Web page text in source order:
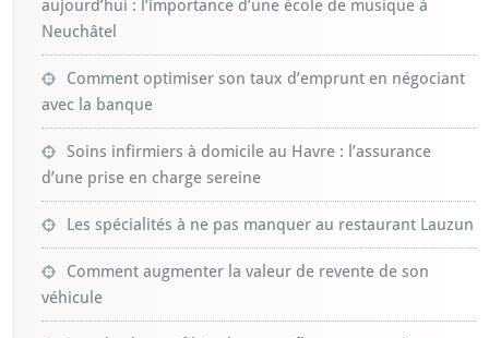
aujourd’hui : l’importance d’une école de musique à
Neuchâtel
Comment optimiser son taux d’emprunt en négociant
avec la banque
Soins infirmiers à domicile au Havre : l’assurance
d’une prise en charge sereine
Les spécialités à ne pas manquer au restaurant Lauzun
Comment augmenter la valeur de revente de son
véhicule